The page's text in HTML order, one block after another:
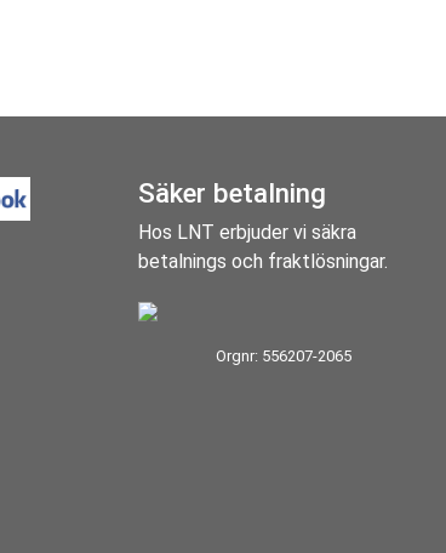
Säker betalning
Hos LNT erbjuder vi säkra
betalnings och fraktlösningar.
Orgnr: 556207-2065